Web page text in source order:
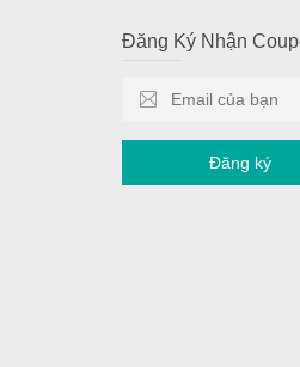
Đăng Ký Nhận
Đăng ký